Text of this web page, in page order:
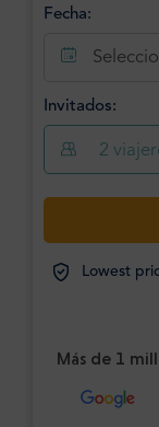
Fecha:
Invitados:
2
Lowest
Más de 1